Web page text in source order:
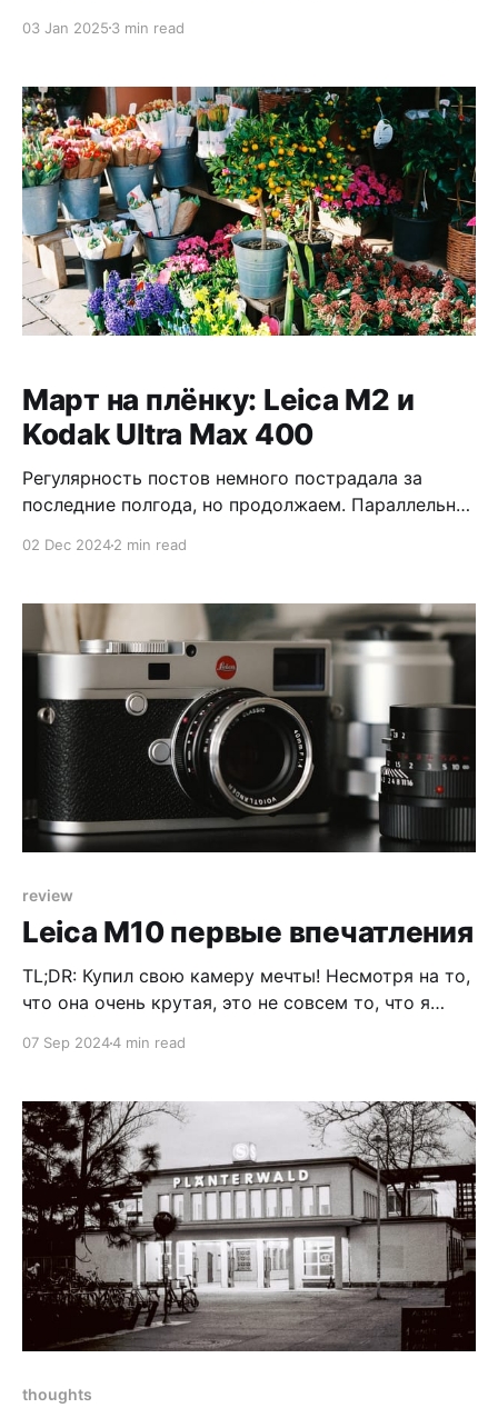
и запоминающихся в плане инвестиций, эмоций и
время моего инвестирования. Несмотря на
периодические просадки, портфель завершил год
с внушительным плюсом.
03 Jan 2025 3 min read
Март на плёнку: Leica M2 и
Kodak Ultra Max 400
Регулярность постов немного пострадала за
последние полгода, но продолжаем. Параллельно
дни после четырёх месяцев облачности. * Камера:
Leica M2 * Объектив: Voigtländer 40mm f/1.4 *
Плёнка: Kodak Ultra
02 Dec 20242 min read
review
Leica M10 первые впечатления
TL;DR: Купил свою камеру мечты! Несмотря на то,
что она очень крутая, это не совсем то, что я
в том, что это именно то, что мне нужно. А ещё на
купил свою
07 Sep 20244 min read
thoughts